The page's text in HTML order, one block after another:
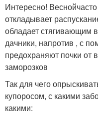
Интересно!
откладывает
обладает стягивающим
дачники, напротив , с
предохраняют почки от
заморозков
Так для чего
купоросом, с какими
какими: